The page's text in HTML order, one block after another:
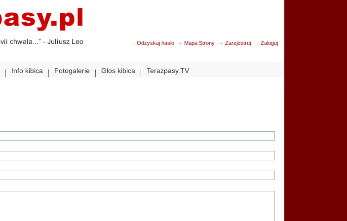
Odzyskaj hasło Mapa Strony Zarejestruj Zaloguj
Info kibica Fotogalerie Głos kibica Terazpasy.TV